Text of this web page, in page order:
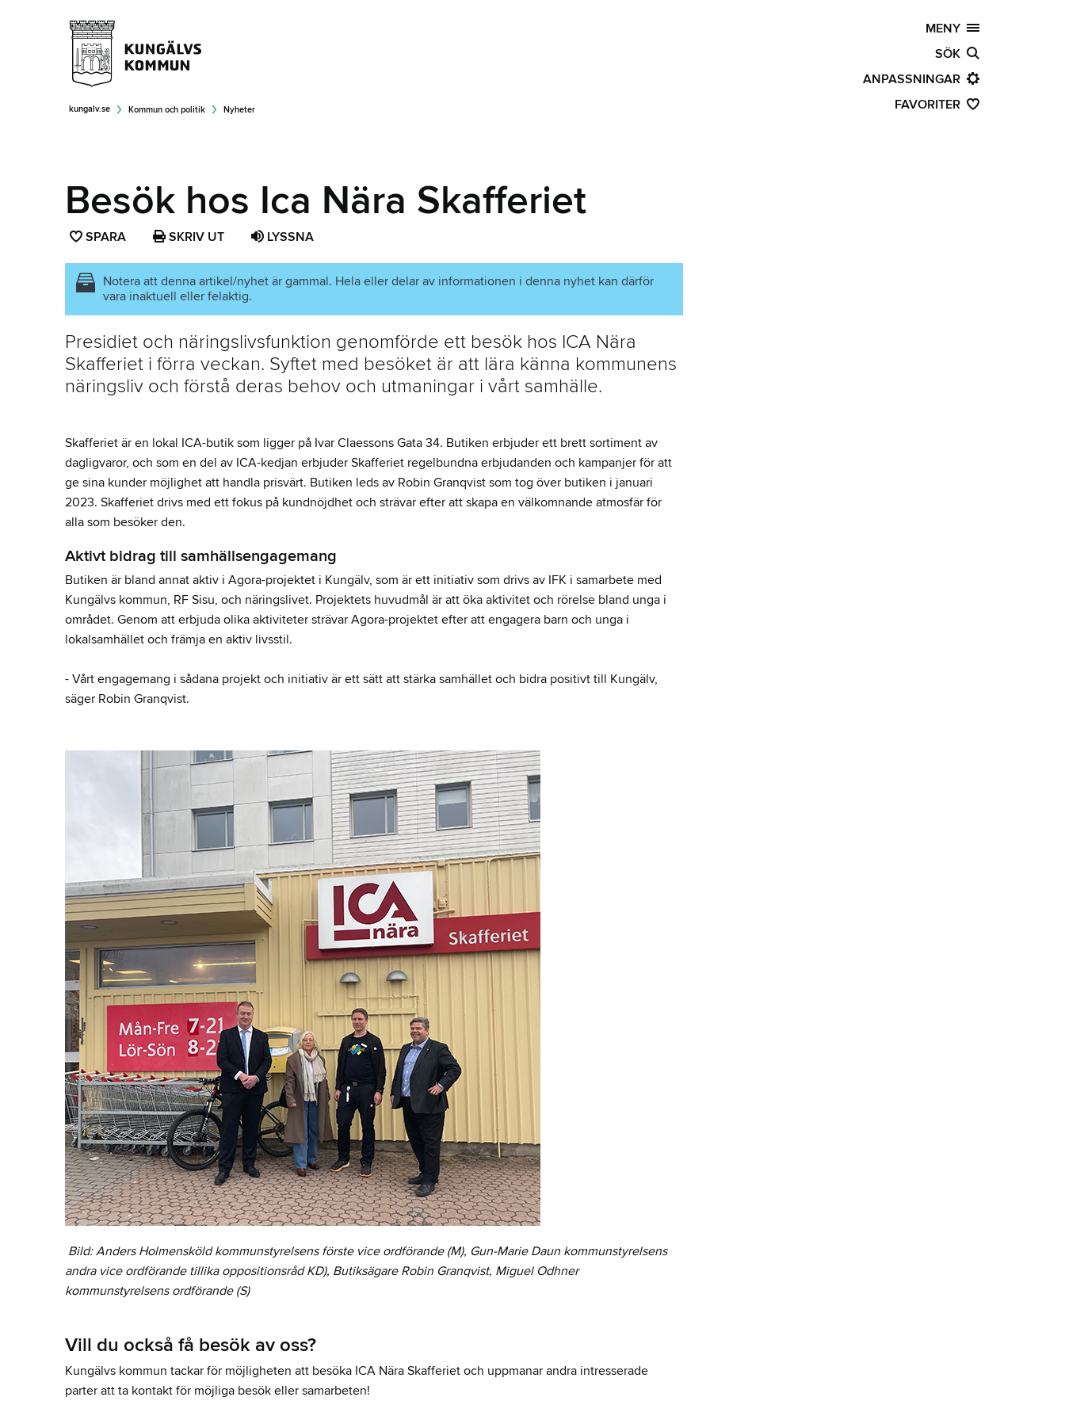
MENY
SÖK
ANPASSNINGAR
FAVORITER
kungalv.se Kommun och politik Nyheter
Besök hos Ica Nära Skafferiet
SPARA SPARA
SOM
FAVORIT
SKRIV UT LYSSNA
Notera att denna artikel/nyhet är gammal. Hela eller delar av informationen i denna nyhet kan därför
vara inaktuell eller felaktig.
Presidiet och näringslivsfunktion genomförde ett besök hos ICA Nära
Skafferiet i förra veckan. Syftet med besöket är att lära känna kommunens
näringsliv och förstå deras behov och utmaningar i vårt samhälle.
Skafferiet är en lokal ICA-butik som ligger på Ivar Claessons Gata 34. Butiken erbjuder ett brett sortiment av
dagligvaror, och som en del av ICA-kedjan erbjuder Skafferiet regelbundna erbjudanden och kampanjer för att
ge sina kunder möjlighet att handla prisvärt. Butiken leds av Robin Granqvist som tog över butiken i januari
2023. Skafferiet drivs med ett fokus på kundnöjdhet och strävar efter att skapa en välkomnande atmosfär för
alla som besöker den.
Aktivt bidrag till samhällsengagemang
Butiken är bland annat aktiv i Agora-projektet i Kungälv, som är ett initiativ som drivs av IFK i samarbete med
Kungälvs kommun, RF Sisu, och näringslivet. Projektets huvudmål är att öka aktivitet och rörelse bland unga i
området. Genom att erbjuda olika aktiviteter strävar Agora-projektet efter att engagera barn och unga i
lokalsamhället och främja en aktiv livsstil.
- Vårt engagemang i sådana projekt och initiativ är ett sätt att stärka samhället och bidra positivt till Kungälv,
säger Robin Granqvist.
Bild: Anders Holmensköld kommunstyrelsens förste vice ordförande (M), Gun-Marie Daun kommunstyrelsens
andra vice ordförande tillika oppositionsråd KD), Butiksägare Robin Granqvist, Miguel Odhner
kommunstyrelsens ordförande (S)
Vill du också få besök av oss?
Kungälvs kommun tackar för möjligheten att besöka ICA Nära Skafferiet och uppmanar andra intresserade
parter att ta kontakt för möjliga besök eller samarbeten!